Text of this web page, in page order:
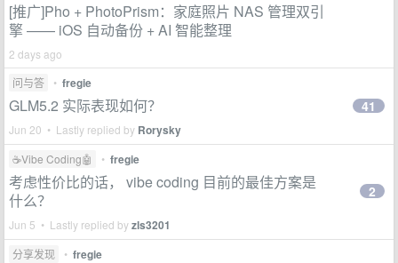
[推广]Pho + PhotoPrism：家庭照片 NAS 管理双引
擎 —— iOS 自动备份 + AI 智能整理
2 days ago
问与答
• fregie
GLM5.2 实际表现如何？
Jun 20 • Lastly replied by Rorysky
41
☕Vibe Coding🤖 • fregie
考虑性价比的话， vibe coding 目前的最佳方案是
什么？
Jun 5 • Lastly replied byzls3201
2
分享发现 • fregie